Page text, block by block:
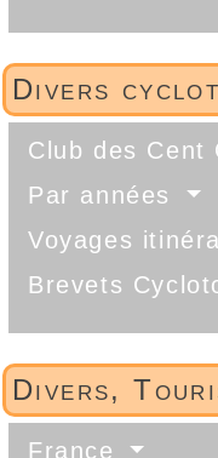
Divers
Club des Cent
Par années
Voyages
Brevets
Divers,
France